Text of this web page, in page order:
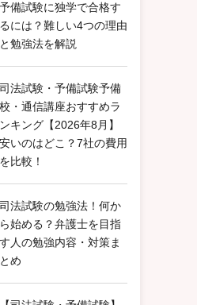
予備試験に独学で合格す
るには？難しい4つの理由
と勉強法を解説
司法試験・予備試験予備
校・通信講座おすすめラ
ンキング【2026年8月】
安いのはどこ？7社の費用
を比較！
司法試験の勉強法！何か
ら始める？弁護士を目指
す人の勉強内容・対策ま
とめ